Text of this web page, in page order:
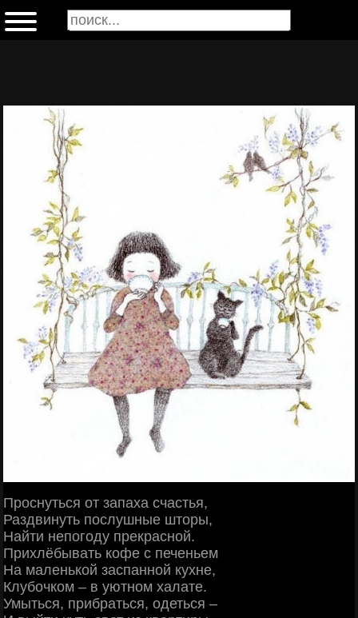
Проснуться от запаха счастья,
Раздвинуть послушные шторы,
Найти непогоду прекрасной.
Прихлёбывать кофе с печеньем
На маленькой заспанной кухне,
Клубочком – в уютном халате.
Умыться, прибраться, одеться –